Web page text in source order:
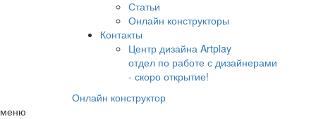
Статьи
Онлайн конструкторы
Контакты
Центр дизайна Artplay
отдел по работе с дизайнерами
- скоро открытие!
Онлайн конструктор
меню